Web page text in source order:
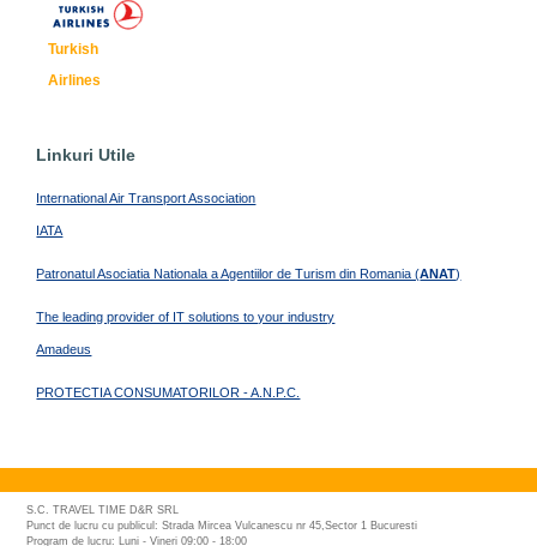
Turkish
Airlines
Linkuri Utile
International Air Transport Association
IATA
Patronatul Asociatia Nationala a Agentiilor de Turism din Romania (ANAT)
The leading provider of IT solutions to your industry
Amadeus
PROTECTIA CONSUMATORILOR - A.N.P.C.
S.C. TRAVEL TIME D&R SRL
Punct de lucru cu publicul: Strada Mircea Vulcanescu nr 45,Sector 1 Bucuresti
Program de lucru: Luni - Vineri 09:00 - 18:00